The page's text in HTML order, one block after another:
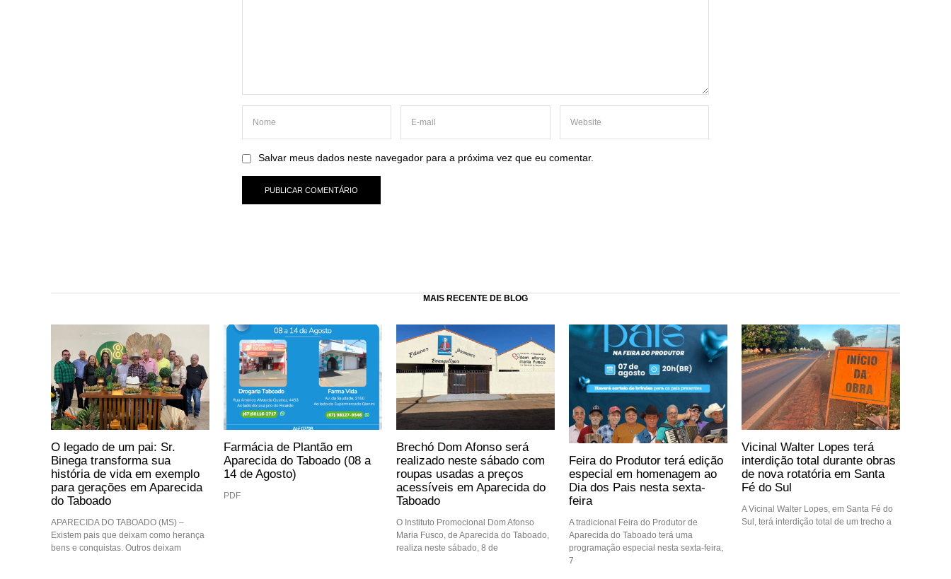
Salvar meus dados neste navegador para a próxima vez que eu comentar.
MAIS RECENTE DE BLOG
O legado de um pai: Sr.
Binega transforma sua
história de vida em exemplo
para gerações em Aparecida
do Taboado
APARECIDA DO TABOADO (MS) –
Existem pais que deixam como herança
bens e conquistas. Outros deixam
Farmácia de Plantão em
Aparecida do Taboado (08 a
14 de Agosto)
PDF
Brechó Dom Afonso será
realizado neste sábado com
roupas usadas a preços
acessíveis em Aparecida do
Taboado
O Instituto Promocional Dom Afonso
Maria Fusco, de Aparecida do Taboado,
realiza neste sábado, 8 de
Feira do Produtor terá edição
especial em homenagem ao
Dia dos Pais nesta sexta-
feira
A tradicional Feira do Produtor de
Aparecida do Taboado terá uma
programação especial nesta sexta-feira,
7
Vicinal Walter Lopes terá
interdição total durante obras
de nova rotatória em Santa
Fé do Sul
A Vicinal Walter Lopes, em Santa Fé do
Sul, terá interdição total de um trecho a